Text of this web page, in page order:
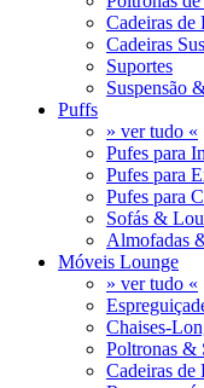
Cadeiras de
Cadeiras
Suportes
Suspensão
Puffs
» ver tudo «
Pufes para
Pufes para
Pufes para
Sofás &
Almofadas
Móveis Lounge
» ver tudo «
Chaises-
Poltronas &
Cadeiras de